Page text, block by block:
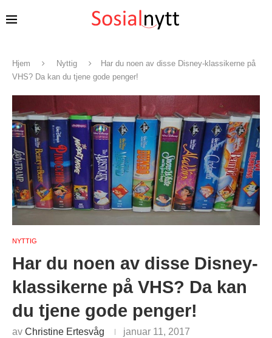
Hjem Nyttig
Har du noen av disse Disney-klassikerne på
VHS? Da kan du tjene gode penger!
NYTTIG
Har du noen av disse Disney-
klassikerne på VHS? Da kan
du tjene gode penger!
av Christine Ertesvåg januar 11, 2017